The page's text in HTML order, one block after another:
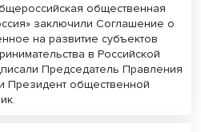
общественная
заключили Соглашение о
на развитие субъектов
в Российской
Председатель Правления
Президент общественной